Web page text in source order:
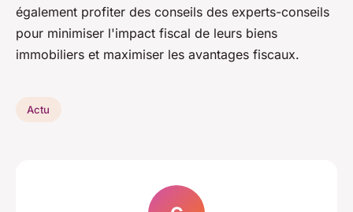
également profiter des conseils des experts-conseils
pour minimiser l'impact fiscal de leurs biens
immobiliers et maximiser les avantages fiscaux.
Actu